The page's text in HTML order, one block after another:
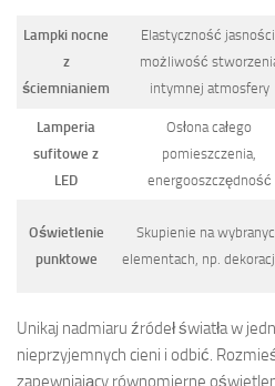
Lampki nocne
z
ściemnianiem
Elastyczność jasności,
możliwość
intymnej atmosfery
Lamperia
sufitowe z
LED
Osłona całego
pomieszczenia,
energooszczędność
Oświetlenie
punktowe
Skupienie na
elementach, np.
Unikaj nadmiaru źródeł światła w
nieprzyjemnych cieni i odbić.
zapewniający równomierne